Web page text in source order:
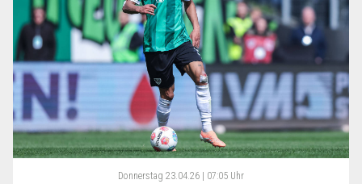
Donnerstag 23.04.26 | 07:05 Uhr